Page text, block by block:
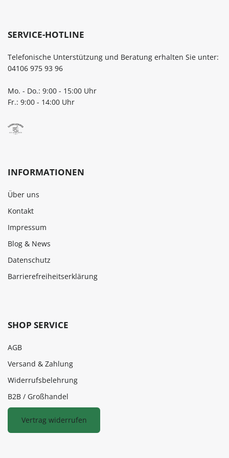
SERVICE-HOTLINE
Telefonische Unterstützung und Beratung erhalten Sie unter:
04106 975 93 96
Mo. - Do.: 9:00 - 15:00 Uhr
Fr.: 9:00 - 14:00 Uhr
INFORMATIONEN
Über uns
Kontakt
Impressum
Blog & News
Datenschutz
Barrierefreiheitserklärung
SHOP SERVICE
AGB
Versand & Zahlung
Widerrufsbelehrung
B2B / Großhandel
Vertrag widerrufen